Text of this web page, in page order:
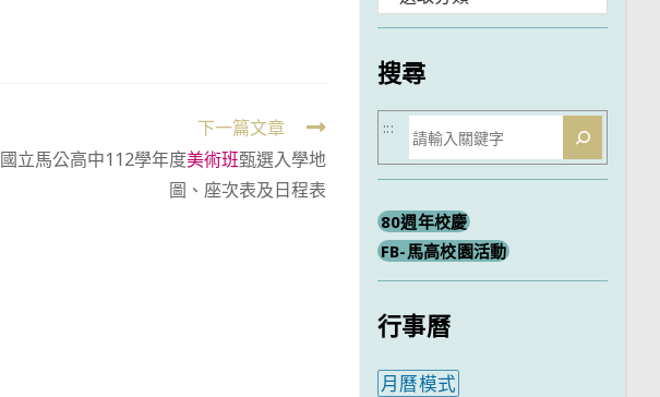
下一篇文章
國立馬公高中112學年度美術班甄選入學地
圖、座次表及日程表
類
搜尋
搜
尋
:::
80週年校慶
FB-馬高校園活動
行事曆
月曆模式